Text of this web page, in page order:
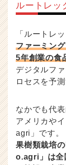
ルートレッ
「ルートレ
ファーミン
5年創業の食
デジタルフ
ロセスを予
なかでも代
アメリカや
agri」です。
果樹類栽培
o.agri」は全